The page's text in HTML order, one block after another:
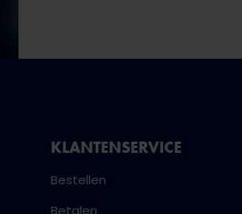
KLANTENSERVICE
Bestellen